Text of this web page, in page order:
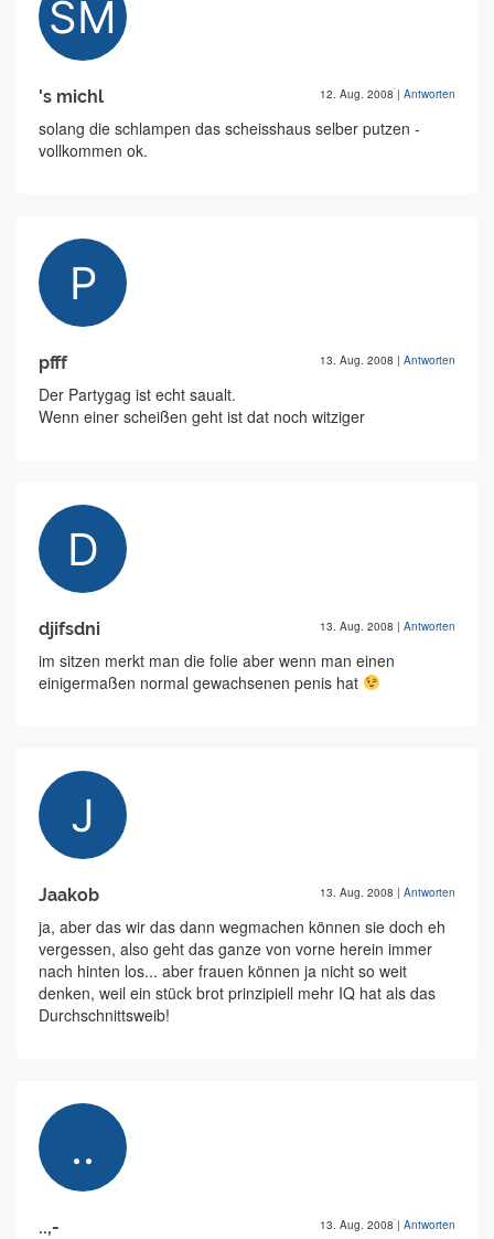
's michl 12. Aug. 2008 | Antworten
solang die schlampen das scheisshaus selber putzen -
vollkommen ok.
pfff 13. Aug. 2008 | Antworten
Der Partygag ist echt saualt.
Wenn einer scheißen geht ist dat noch witziger
djifsdni 13. Aug. 2008 | Antworten
im sitzen merkt man die folie aber wenn man einen
einigermaßen normal gewachsenen penis hat
Jaakob 13. Aug. 2008 | Antworten
ja, aber das wir das dann wegmachen können sie doch eh
vergessen, also geht das ganze von vorne herein immer
nach hinten los... aber frauen können ja nicht so weit
denken, weil ein stück brot prinzipiell mehr IQ hat als das
Durchschnittsweib!
..,- 13. Aug. 2008 | Antworten